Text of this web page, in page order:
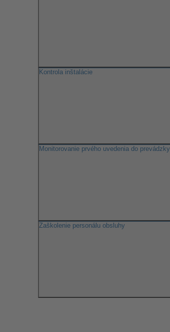
Kontrola inštalácie
Monitorovanie prvého uvedenia do prevádzky
Zaškolenie personálu obsluhy